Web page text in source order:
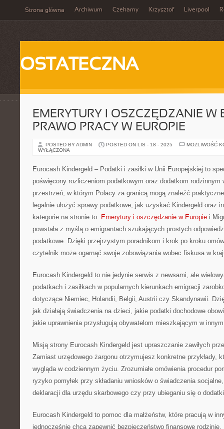
Strona główna Archiwum Czekamy Krzysztof Liverpool
OSTATECZNA
EMERYTURY I OSZCZĘDZANIE W
PRAWO PRACY W EUROPIE
POSTED BY ADMIN POSTED ON LIS - 18 - 2025
MOŻLIWOŚĆ
WYŁĄCZONA
Eurocash Kindergeld – Podatki i zasiłki w Unii Europejskiej to
poświęcony rozliczeniom podatkowym oraz dodatkom rodzinnym
przestrzeń, w którym Polacy za granicą mogą znaleźć
legalnie ułożyć sprawy podatkowe, jak uzyskać Kindergeld oraz
kategorie na stronie to: Emerytury i oszczędzanie w Europie i
powstała z myślą o emigrantach szukających prostych
podatkowe. Dzięki przejrzystym poradnikom i krok po kroku
czytelnik może ogarnąć swoje zobowiązania wobec fiskusa w
Eurocash Kindergeld to nie jedynie serwis z newsami, ale
podatkach i zasiłkach w popularnych kierunkach emigracji
dotyczące Niemiec, Holandii, Belgii, Austrii czy Skandynawii.
jak działają świadczenia na dzieci, jakie podatki dochodowe
jakie uprawnienia przysługują obywatelom mieszkającym w
Misją strony Eurocash Kindergeld jest upraszczanie zawiłych
Zamiast urzędowego żargonu otrzymujesz konkretne przykłady,
wygląda w codziennym życiu. Zrozumiałe omówienia procedur
ryzyko pomyłek przy składaniu wniosków o świadczenia
deklaracji dla urzędu skarbowego czy przy ubieganiu się o
Eurocash Kindergeld to pomoc dla małżeństw, które pracują w
jednocześnie chcą zapewnić bezpieczeństwo finansowe